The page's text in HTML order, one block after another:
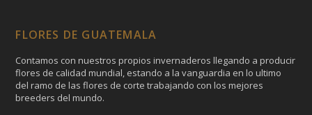
FLORES DE GUATEMALA
Contamos con nuestros propios invernaderos llegando a producir
flores de calidad mundial, estando a la vanguardia en lo ultimo
del ramo de las flores de corte trabajando con los mejores
breeders del mundo.